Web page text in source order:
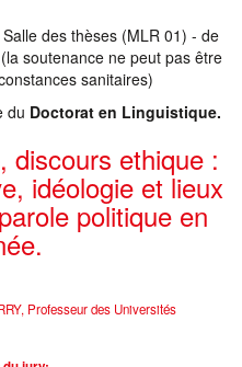
des thèses (MLR 01) - de
soutenance ne peut pas être
sanitaires)
du Doctorat en Linguistique.
discours ethique :
idéologie et lieux
politique en
Professeur des Universités